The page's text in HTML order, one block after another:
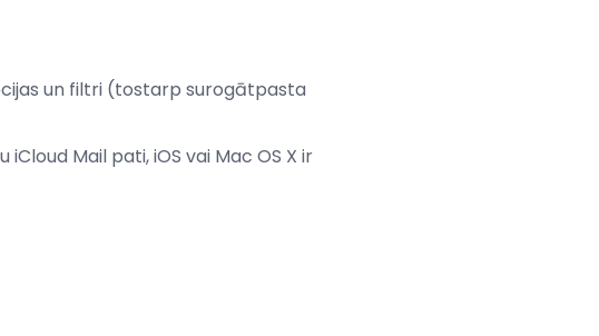
un filtri (tostarp surogātpasta
Mail pati, iOS vai Mac OS X ir